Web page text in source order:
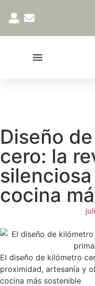
Diseño
cero: la
cocina
El diseño de kilómetro
proximidad, artesanía y
cocina más sostenible